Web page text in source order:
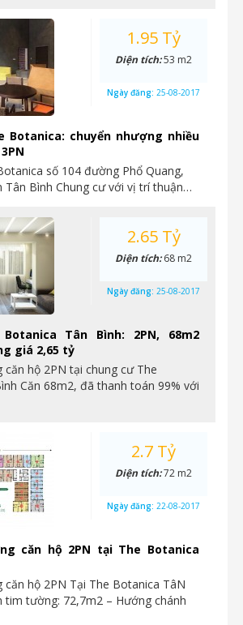
Botanica: chuyển nhượng nhiều
số 104 đường Phổ Quang,
Tân Bình Chung cư với vị trí thuận…
1.95 Tỷ
Diện tích:53 m2
Ngày đăng: 25-08-2017
Tân Bình: 2PN, 68m2
giá 2,65 tỷ
căn hộ 2PN tại chung cư The
Căn 68m2, đã thanh toán 99% với
2.65 Tỷ
Diện tích:68 m2
Ngày đăng: 25-08-2017
căn hộ 2PN tại The Botanica
căn hộ 2PN Tại The Botanica TâN
tim tường: 72,7m2 – Hướng chánh
2.7 Tỷ
Diện tích:72 m2
Ngày đăng: 22-08-2017